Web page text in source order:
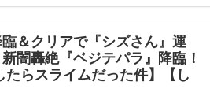
＆クリアで『シズさん』運
闇轟絶『ベジテパラ』降臨！
たらスライムだった件】【し